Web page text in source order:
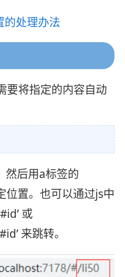
的处理办法
要将指定的内容自动
然后用a标签的
置。也可以通过js中
或
来跳转。